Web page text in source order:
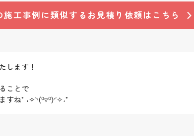
施工事例に類似する お見積り依頼はこちら
します！
ことで
すね°˖✧◝(⁰▿⁰)◜✧˖°